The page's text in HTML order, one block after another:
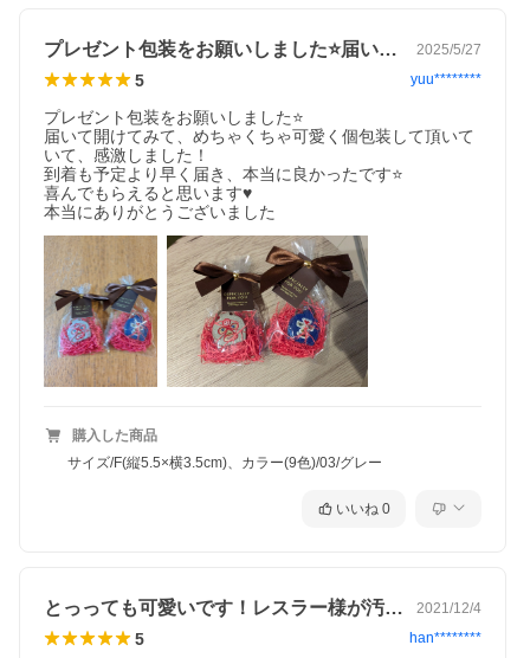
プレゼント包装をお願いしました⭐️届い… 2025/5/27
5 yuu********
プレゼント包装をお願いしました⭐️
届いて開けてみて、めちゃくちゃ可愛く個包装して頂いて
いて、感激しました！
到着も予定より早く届き、本当に良かったです⭐️
喜んでもらえると思います♥
本当にありがとうございました
購入した商品
サイズ/F(縦5.5×横3.5cm)、カラー(9色)/03/グレー
いいね 0
とっっても可愛いです！レスラー様が汚れ… 2021/12/4
5 han********